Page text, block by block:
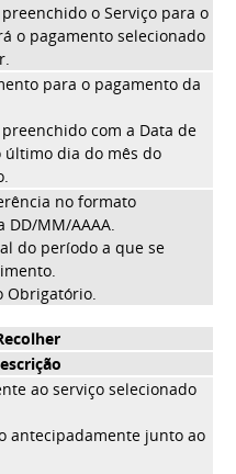
o Serviço para o
o pagamento selecionado
para o pagamento da
com a Data de
último dia do mês do
no formato
DD/MM/AAAA.
do período a que se
Obrigatório.
ao serviço selecionado
antecipadamente junto ao